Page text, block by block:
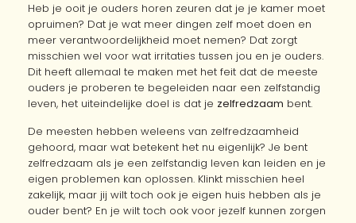
Heb je ooit je ouders horen zeuren dat je je kamer moet
opruimen? Dat je wat meer dingen zelf moet doen en
meer verantwoordelijkheid moet nemen? Dat zorgt
misschien wel voor wat irritaties tussen jou en je ouders.
Dit heeft allemaal te maken met het feit dat de meeste
ouders je proberen te begeleiden naar een zelfstandig
leven, het uiteindelijke doel is dat je zelfredzaam bent.
De meesten hebben weleens van zelfredzaamheid
gehoord, maar wat betekent het nu eigenlijk? Je bent
zelfredzaam als je een zelfstandig leven kan leiden en je
eigen problemen kan oplossen. Klinkt misschien heel
zakelijk, maar jij wilt toch ook je eigen huis hebben als je
ouder bent? En je wilt toch ook voor jezelf kunnen zorgen